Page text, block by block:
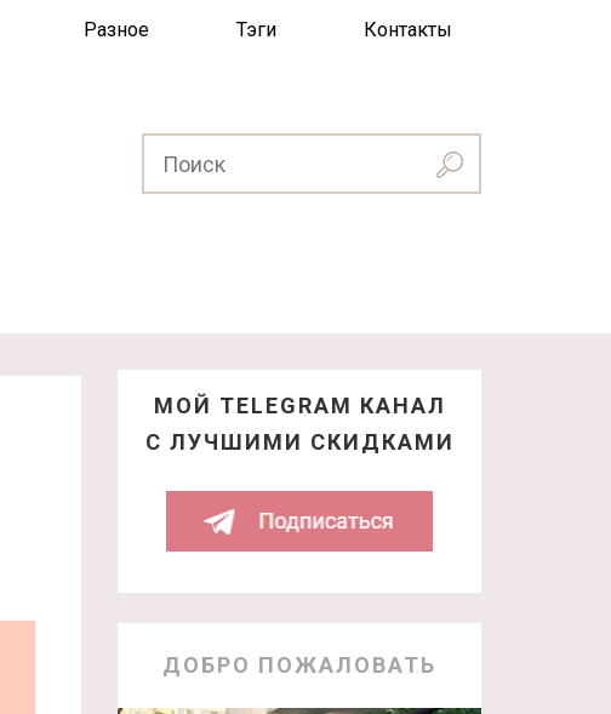
Разное Тэги Контакты
МОЙ TELEGRAM КАНАЛ
С ЛУЧШИМИ СКИДКАМИ
ДОБРО ПОЖАЛОВАТЬ